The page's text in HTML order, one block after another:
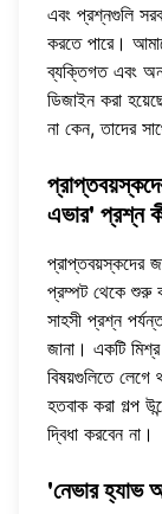
এবং প্রশ্নগুলি
করতে পারে।
ব্যক্তিগত এবং
ডিজাইন করা
না কেন, তাদের
এভার' প্রশ্ন
প্রাপ্তবয়স্কদের
প্রম্পট থেকে শুরু
সাহসী প্রশ্ন
জানা। একটি
বিষয়গুলিতে
হতবাক করা গল্প
দ্বিধা করবেন না।
'নেভার